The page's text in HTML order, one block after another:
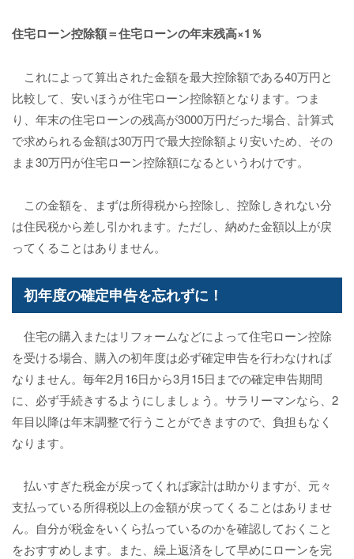
住宅ローン控除額＝住宅ローンの年末残高×1％
これによって算出された金額を最大控除額である40万円と
比較して、安いほうが住宅ローン控除額となります。つま
り、年末の住宅ローンの残高が3000万円だった場合、計算式
で求められる金額は30万円で最大控除額より安いため、その
まま30万円が住宅ローン控除額になるというわけです。
この金額を、まずは所得税から控除し、控除しきれない分
は住民税から差し引かれます。ただし、納めた金額以上が戻
ってくることはありません。
初年度の確定申告を忘れずに！
住宅の購入またはリフォームなどによって住宅ローン控除
を受ける場合、購入の初年度は必ず確定申告を行わなければ
なりません。毎年2月16日から3月15日までの確定申告期間
に、必ず手続きするようにしましょう。サラリーマンなら、2
年目以降は年末調整で行うことができますので、負担もなく
なります。
払いすぎた税金が戻ってくれば家計は助かりますが、元々
支払っている所得税以上の金額が戻ってくることはありませ
ん。自分が税金をいくら払っているのかを確認しておくこと
をおすすめします。また、繰上返済をして早めにローンを完